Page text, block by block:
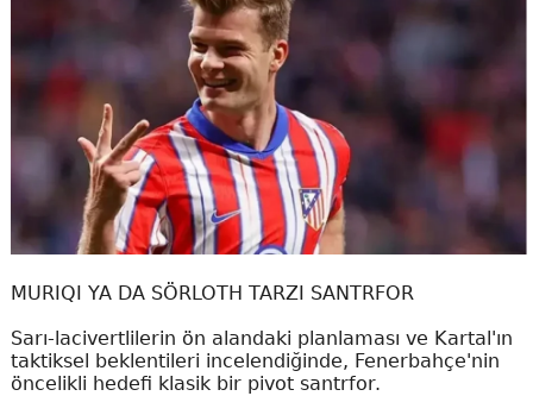
MURIQI YA DA SÖRLOTH TARZI SANTRFOR
Sarı-lacivertlilerin ön alandaki planlaması ve Kartal'ın
taktiksel beklentileri incelendiğinde, Fenerbahçe'nin
öncelikli hedefi klasik bir pivot santrfor.